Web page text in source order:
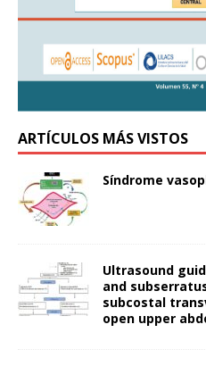
ARTÍCULOS MÁS VISTOS
Síndrome
Ultrasound
and
subcostal
open upper